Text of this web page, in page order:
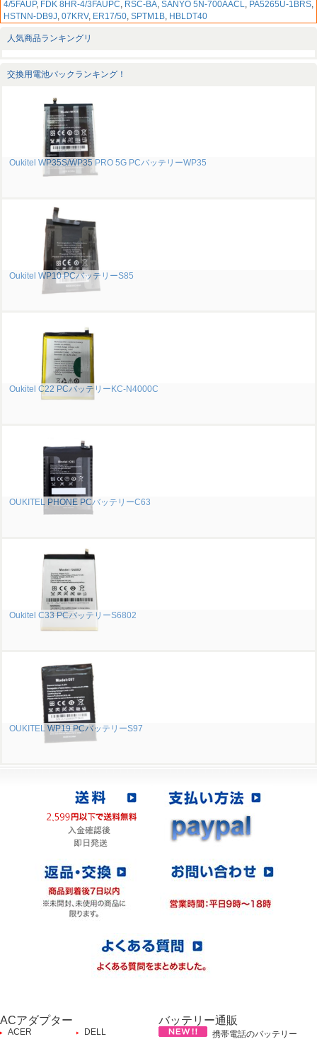
4/5FAUP, FDK 8HR-4/3FAUPC, RSC-BA, SANYO 5N-700AACL, PA5265U-1BRS,
HSTNN-DB9J, 07KRV, ER17/50, SPTM1B, HBLDT40
人気商品ランキングリ
交換用電池パックランキング！
Oukitel WP35S/WP35 PRO 5G PCバッテリーWP35
Oukitel WP10 PCバッテリーS85
Oukitel C22 PCバッテリーKC-N4000C
OUKITEL PHONE PCバッテリーC63
Oukitel C33 PCバッテリーS6802
OUKITEL WP19 PCバッテリーS97
ACアダプター
ACER DELL
バッテリー通販
携帯電話のバッテリー